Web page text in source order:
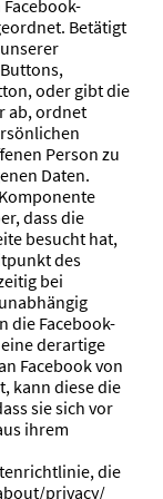
Betätigt
oder gibt die
ab, ordnet
Person zu
Daten.
dass die
besucht hat,
des
bei
die Facebook-
derartige
Facebook von
kann diese die
sie sich vor
ihrem
die
privacy/